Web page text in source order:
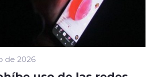
de 2026